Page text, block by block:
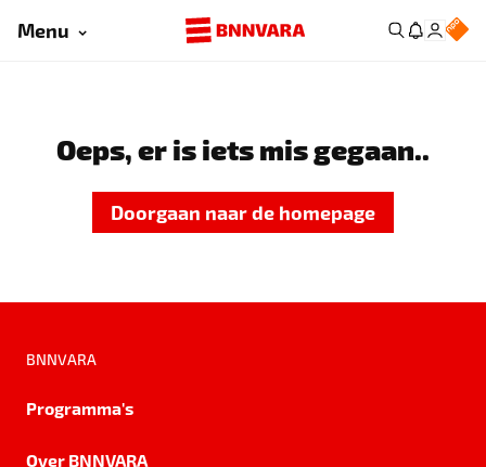
Menu
Oeps, er is iets mis gegaan..
Doorgaan naar de homepage
BNNVARA
Programma's
Over BNNVARA